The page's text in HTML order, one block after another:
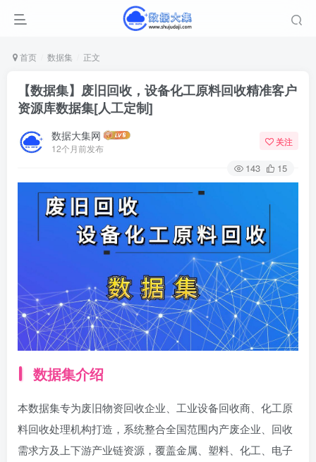
首页 数据集 正文
【数据集】废旧回收，设备化工原料回收精准客户
资源库数据集[人工定制]
数据大集网
12个月前发布
关注
143 15
数据集介绍
本数据集专为废旧物资回收企业、工业设备回收商、化工原
料回收处理机构打造，系统整合全国范围内产废企业、回收
需求方及上下游产业链资源，覆盖金属、塑料、化工、电子